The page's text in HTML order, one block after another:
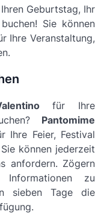
Geburtstag, Ihr
Sie können
Ihre Veranstaltung,
für Ihre
Pantomime
Ihre Feier, Festival
können jederzeit
anfordern. Zögern
zu
sieben Tage die